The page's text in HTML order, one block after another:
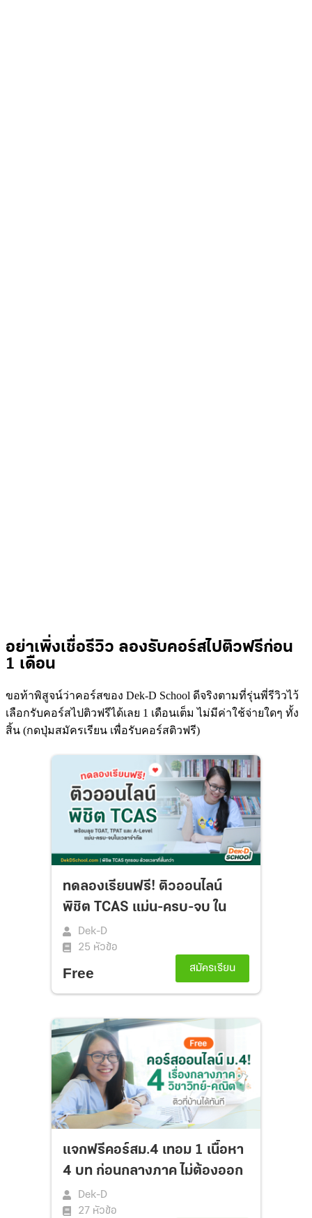
อย่าเพิ่งเชื่อรีวิว ลองรับคอร์สไปติวฟรีก่อน
1 เดือน
ขอท้าพิสูจน์ว่าคอร์สของ Dek-D School ดีจริงตามที่รุ่นพี่รีวิวไว้
เลือกรับคอร์สไปติวฟรีได้เลย 1 เดือนเต็ม ไม่มีค่าใช้จ่ายใดๆ ทั้ง
สิ้น (กดปุ่มสมัครเรียน เพื่อรับคอร์สติวฟรี)